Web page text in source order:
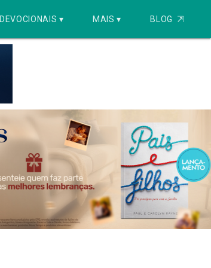
DEVOCIONAIS ▾ MAIS ▾ BLOG ⇱